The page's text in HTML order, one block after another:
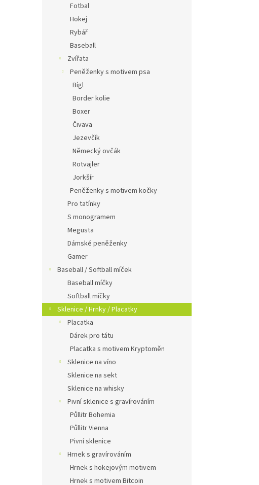
Fotbal
Hokej
Rybář
Baseball
Zvířata
Peněženky s motivem psa
Bígl
Border kolie
Boxer
Čivava
Jezevčík
Německý ovčák
Rotvajler
Jorkšír
Peněženky s motivem kočky
Pro tatínky
S monogramem
Megusta
Dámské peněženky
Gamer
Baseball / Softball míček
Baseball míčky
Softball míčky
Sklenice / Hrnky / Placatky
Placatka
Dárek pro tátu
Placatka s motivem Kryptoměn
Sklenice na víno
Sklenice na sekt
Sklenice na whisky
Pivní sklenice s gravírováním
Půllitr Bohemia
Půllitr Vienna
Pivní sklenice
Hrnek s gravírováním
Hrnek s hokejovým motivem
Hrnek s motivem Bitcoin